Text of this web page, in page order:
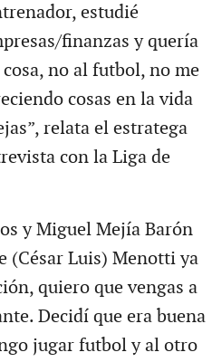
estudié
finanzas y quería
no al futbol, no me
cosas en la vida
relata el estratega
con la Liga de
y Miguel Mejía Barón
(César Luis) Menotti ya
quiero que vengas a
Decidí que era buena
jugar futbol y al otro